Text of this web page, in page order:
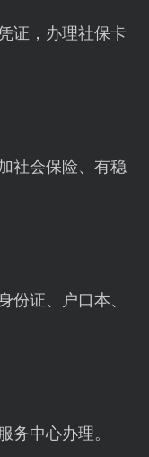
证，办理社保卡
社会保险、有稳
份证、户口本、
务中心办理。